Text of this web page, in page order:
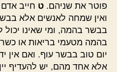
פוטר את שניהם. ט חייב
ואין שמחה לאנשים אלא בבשר
בבשר בהמה, ומי שאינו יכול
בהמה מטעמי בריאות או
יום טוב בבשר עוף. ואם אין
אלא אחד מהם, יש להעדיף